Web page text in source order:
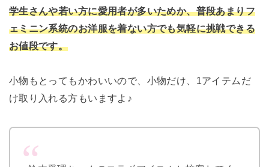
学生さんや若い方に愛用者が多いためか、普段あまりフ
ェミニン系統のお洋服を着ない方でも気軽に挑戦できる
お値段です。
小物もとってもかわいいので、小物だけ、1アイテムだ
け取り入れる方もいますよ♪